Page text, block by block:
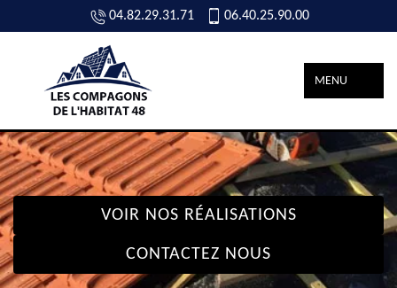
04.82.29.31.71 06.40.25.90.00
MENU
VOIR NOS RÉALISATIONS
CONTACTEZ NOUS